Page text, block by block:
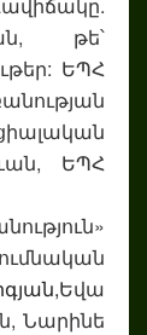
թե՝
ԵՊՀ
ԵՊՀ
Եվա
Նարինե